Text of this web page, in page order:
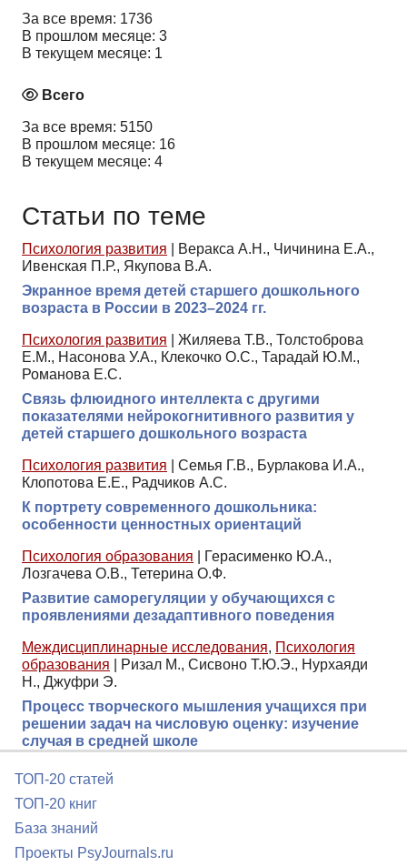
За все время: 1736
В прошлом месяце: 3
В текущем месяце: 1
Всего
За все время: 5150
В прошлом месяце: 16
В текущем месяце: 4
Статьи по теме
Психология развития
Веракса А.Н., Чичинина Е.А.,
Ивенская П.Р., Якупова В.А.
Экранное время детей старшего дошкольного
возраста в России в 2023–2024 гг.
Психология развития
Жиляева Т.В., Толстоброва
Е.М., Насонова У.А., Клекочко О.С., Тарадай Ю.М.,
Романова Е.С.
Связь флюидного интеллекта с другими
показателями нейрокогнитивного развития у
детей старшего дошкольного возраста
Психология развития
Семья Г.В., Бурлакова И.А.,
Клопотова Е.Е., Радчиков А.С.
К портрету современного дошкольника:
особенности ценностных ориентаций
Психология образования
Герасименко Ю.А.,
Лозгачева О.В., Тетерина О.Ф.
Развитие саморегуляции у обучающихся с
проявлениями дезадаптивного поведения
Междисциплинарные исследования, Психология
образования
Ризал М., Сисвоно Т.Ю.Э., Нурхаяди
Н., Джуфри Э.
Процесс творческого мышления учащихся при
решении задач на числовую оценку: изучение
случая в средней школе
ТОП-20 статей
ТОП-20 книг
База знаний
Проекты PsyJournals.ru